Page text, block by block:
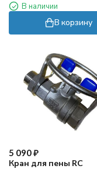
В наличии
В корзину
5 090₽
Кран для пены RC